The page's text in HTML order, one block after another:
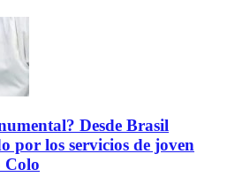
Desde Brasil
por los servicios de joven
Colo